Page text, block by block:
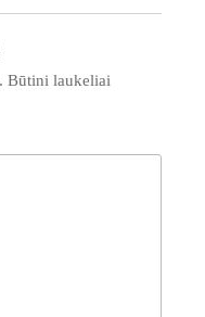
Būtini laukeliai